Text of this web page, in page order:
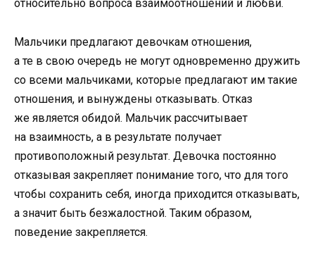
относительно вопроса взаимоотношений и любви.
Мальчики предлагают девочкам отношения,
а те в свою очередь не могут одновременно дружить
со всеми мальчиками, которые предлагают им такие
отношения, и вынуждены отказывать. Отказ
же является обидой. Мальчик рассчитывает
на взаимность, а в результате получает
противоположный результат. Девочка постоянно
отказывая закрепляет понимание того, что для того
чтобы сохранить себя, иногда приходится отказывать,
а значит быть безжалостной. Таким образом,
поведение закрепляется.